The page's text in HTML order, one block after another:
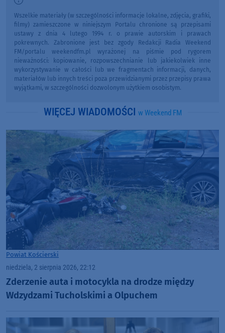
Wszelkie materiały (w szczególności informacje lokalne, zdjęcia, grafiki,
filmy) zamieszczone w niniejszym Portalu chronione są przepisami
ustawy z dnia 4 lutego 1994 r. o prawie autorskim i prawach
pokrewnych. Zabronione jest bez zgody Redakcji Radia Weekend
FM/portalu weekendfm.pl wyrażonej na piśmie pod rygorem
nieważności: kopiowanie, rozpowszechnianie lub jakiekolwiek inne
wykorzystywanie w całości lub we fragmentach informacji, danych,
materiałów lub innych treści poza przewidzianymi przez przepisy prawa
wyjątkami, w szczególności dozwolonym użytkiem osobistym.
WIĘCEJ WIADOMOŚCI w Weekend FM
Powiat Kościerski
niedziela, 2 sierpnia 2026, 22:12
Zderzenie auta i motocykla na drodze między
Wdzydzami Tucholskimi a Olpuchem